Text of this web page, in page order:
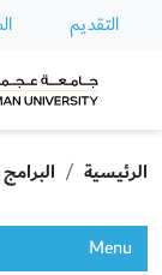
التقديم
الرئيسية البرامج
Menu